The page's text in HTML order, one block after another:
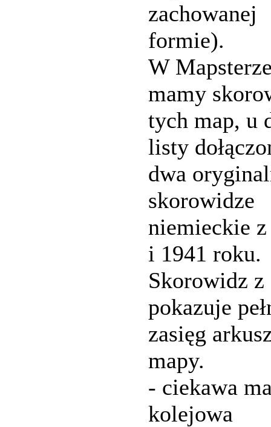
zachowanej
formie).
W
mamy
tych map, u
listy
dwa
skorowidze
niemieckie
i 1941 roku.
Skorowidz z
pokazuje
zasięg
mapy.
- ciekawa
kolejowa